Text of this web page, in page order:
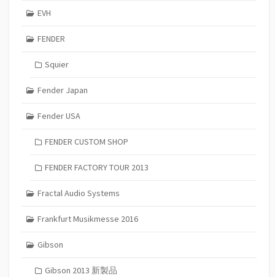
EVH
FENDER
Squier
Fender Japan
Fender USA
FENDER CUSTOM SHOP
FENDER FACTORY TOUR 2013
Fractal Audio Systems
Frankfurt Musikmesse 2016
Gibson
Gibson 2013 新製品